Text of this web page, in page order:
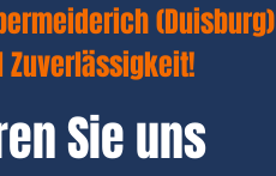
(Duisburg)
Sie uns